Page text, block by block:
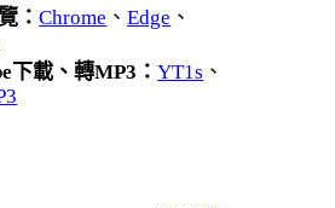
：Chrome 、Edge 、
下載、轉MP3：YT1s 、